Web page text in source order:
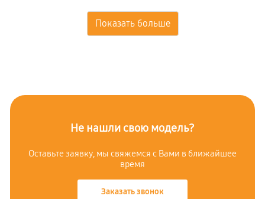
Не нашли свою модель?
Оставьте заявку, мы свяжемся с Вами в ближайшее
время
Заказать звонок